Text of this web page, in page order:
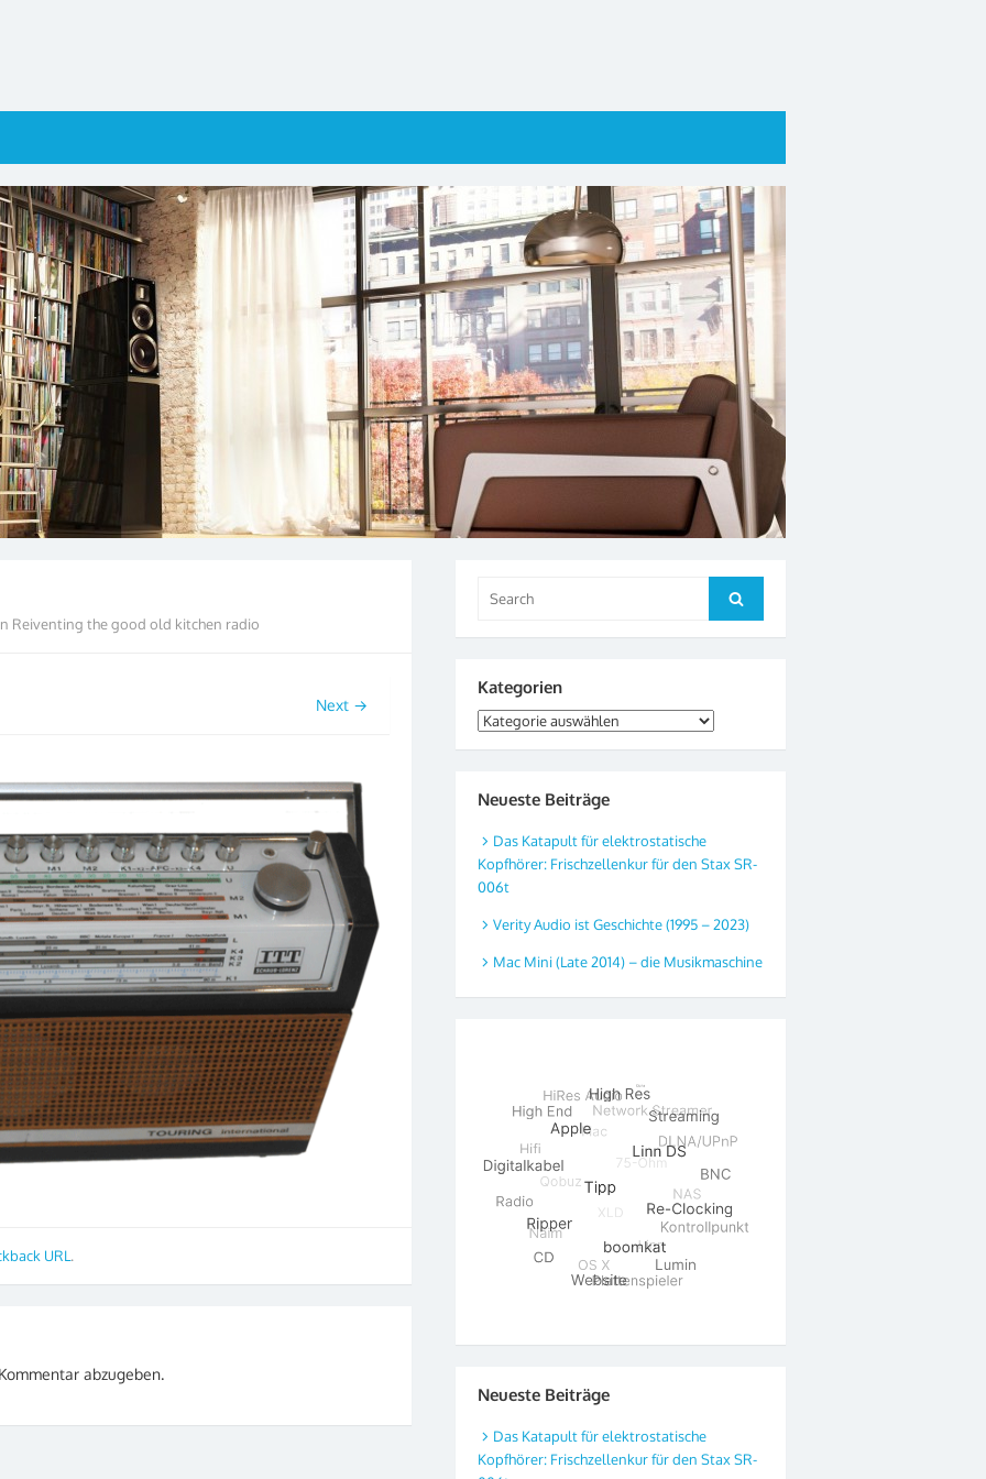
Reiventing the good old kitchen radio
Next →
URL .
abzugeben.
for:
Search
Kategorien
Kategorien
Neueste Beiträge
Das Katapult für elektrostatische
Kopfhörer: Frischzellenkur für den Stax SR-
006t
Verity Audio ist Geschichte (1995 – 2023)
Mac Mini (Late 2014) – die Musikmaschine
Neueste Beiträge
Das Katapult für elektrostatische
Kopfhörer: Frischzellenkur für den Stax SR-